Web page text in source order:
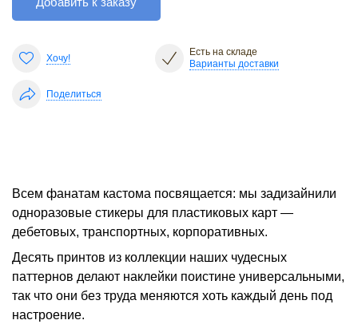
Хочу!
Есть на складе
Варианты доставки
Поделиться
Всем фанатам кастома посвящается: мы задизайнили
одноразовые стикеры для пластиковых карт —
дебетовых, транспортных, корпоративных.
Десять принтов из коллекции наших чудесных
паттернов делают наклейки поистине универсальными,
так что они без труда меняются хоть каждый день под
настроение.